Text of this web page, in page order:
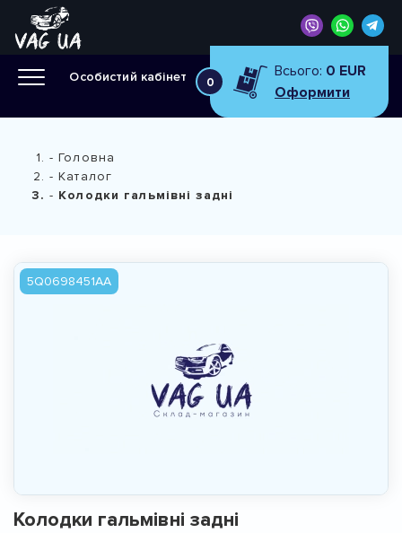
Особистий кабінет 0
Всього: 0 EUR
Оформити
Головна
Каталог
Колодки гальмівні задні
5Q0698451AA
Колодки гальмівні задні